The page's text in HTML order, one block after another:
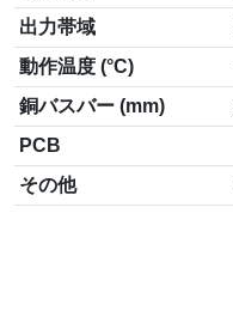
出力帯域
動作温度 (°C)
銅バスバー (mm)
PCB
その他